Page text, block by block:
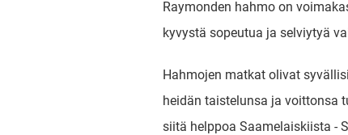
Raymonden hahmo on
kyvystä sopeutua ja selviytyä
Hahmojen matkat olivat
heidän taistelunsa ja voittonsa
siitä helppoa Saamelaiskiista -